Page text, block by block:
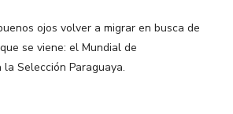
ojos volver a migrar en busca de
se viene: el Mundial de
Selección Paraguaya.